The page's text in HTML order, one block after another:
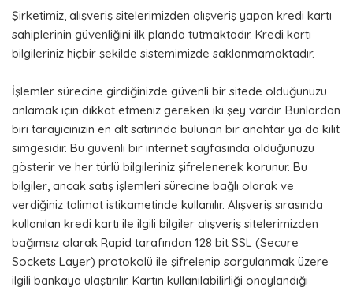
Şirketimiz, alışveriş sitelerimizden alışveriş yapan kredi kartı
sahiplerinin güvenliğini ilk planda tutmaktadır. Kredi kartı
bilgileriniz hiçbir şekilde sistemimizde saklanmamaktadır.
İşlemler sürecine girdiğinizde güvenli bir sitede olduğunuzu
anlamak için dikkat etmeniz gereken iki şey vardır. Bunlardan
biri tarayıcınızın en alt satırında bulunan bir anahtar ya da kilit
simgesidir. Bu güvenli bir internet sayfasında olduğunuzu
gösterir ve her türlü bilgileriniz şifrelenerek korunur. Bu
bilgiler, ancak satış işlemleri sürecine bağlı olarak ve
verdiğiniz talimat istikametinde kullanılır. Alışveriş sırasında
kullanılan kredi kartı ile ilgili bilgiler alışveriş sitelerimizden
bağımsız olarak Rapid tarafından 128 bit SSL (Secure
Sockets Layer) protokolü ile şifrelenip sorgulanmak üzere
ilgili bankaya ulaştırılır. Kartın kullanılabilirliği onaylandığı